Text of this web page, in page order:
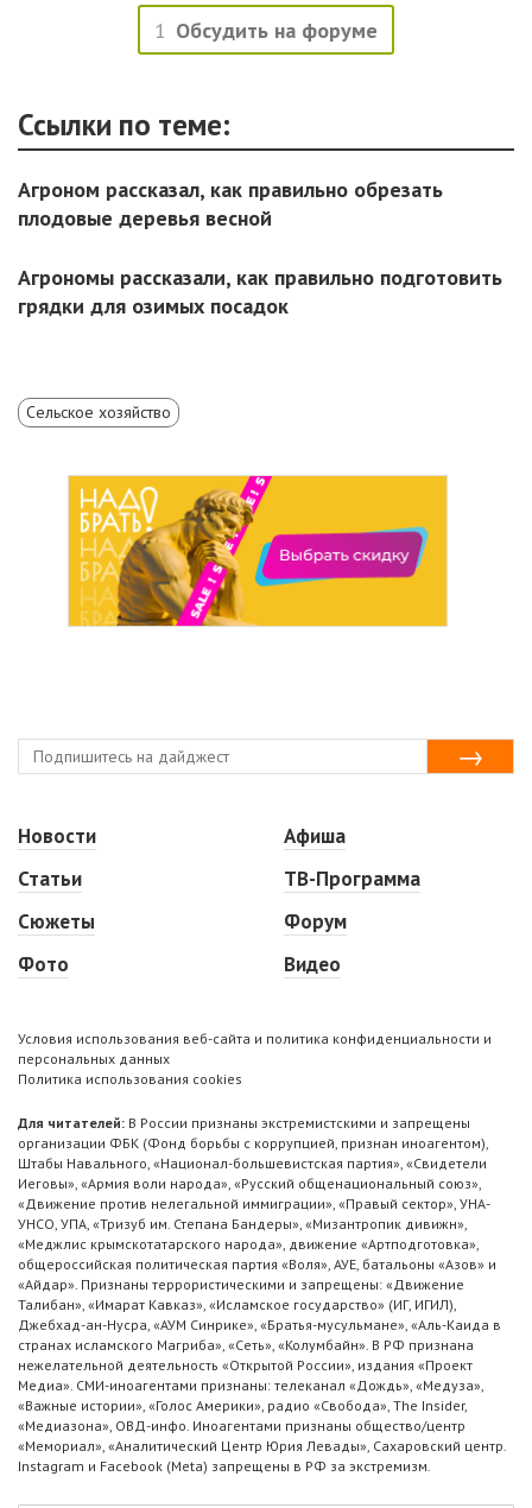
1 Обсудить на форуме
Ссылки по теме:
Агроном рассказал, как правильно обрезать
плодовые деревья весной
Агрономы рассказали, как правильно подготовить
грядки для озимых посадок
Сельское хозяйство
Новости
Статьи
Сюжеты
Фото
Афиша
ТВ-Программа
Форум
Видео
Условия использования веб-сайта и политика конфиденциальности и
персональных данных
Политика использования cookies
Для читателей: В России признаны экстремистскими и запрещены
организации ФБК (Фонд борьбы с коррупцией, признан иноагентом),
Штабы Навального, «Национал-большевистская партия», «Свидетели
Иеговы», «Армия воли народа», «Русский общенациональный союз»,
«Движение против нелегальной иммиграции», «Правый сектор», УНА-
УНСО, УПА, «Тризуб им. Степана Бандеры», «Мизантропик дивижн»,
«Меджлис крымскотатарского народа», движение «Артподготовка»,
общероссийская политическая партия «Воля», АУЕ, батальоны «Азов» и
«Айдар». Признаны террористическими и запрещены: «Движение
Талибан», «Имарат Кавказ», «Исламское государство» (ИГ, ИГИЛ),
Джебхад-ан-Нусра, «АУМ Синрике», «Братья-мусульмане», «Аль-Каида в
странах исламского Магриба», «Сеть», «Колумбайн». В РФ признана
нежелательной деятельность «Открытой России», издания «Проект
Медиа». СМИ-иноагентами признаны: телеканал «Дождь», «Медуза»,
«Важные истории», «Голос Америки», радио «Свобода», The Insider,
«Медиазона», ОВД-инфо. Иноагентами признаны общество/центр
«Мемориал», «Аналитический Центр Юрия Левады», Сахаровский центр.
Instagram и Facebook (Metа) запрещены в РФ за экстремизм.